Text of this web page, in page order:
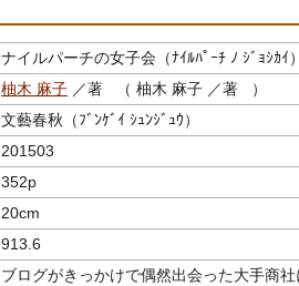
ナイルパーチの女子会（ﾅｲﾙﾊﾟｰﾁ ﾉ ｼﾞｮｼｶｲ）
柚木 麻子 ／著 （ 柚木 麻子 ／著 ）
文藝春秋（ﾌﾞﾝｹﾞｲ ｼｭﾝｼﾞｭｳ）
201503
352p
20cm
913.6
ブログがきっかけで偶然出会った大手商